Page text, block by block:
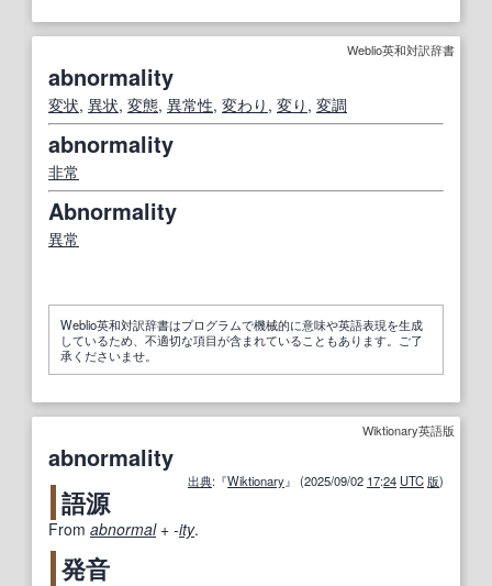
Weblio英和対訳辞書
abnormality
変状, 異状, 変態, 異常性, 変わり , 変り , 変調
abnormality
非常
Abnormality
異常
Weblio英和対訳辞書はプログラムで機械的に意味や英語表現を生成
しているため、不適切な項目が含まれていることもあります。ご了
承くださいませ。
Wiktionary英語版
abnormality
出典:『Wiktionary』 (2025/09/02 17:24 UTC 版)
語源
From abnormal+‎ -ity.
発音